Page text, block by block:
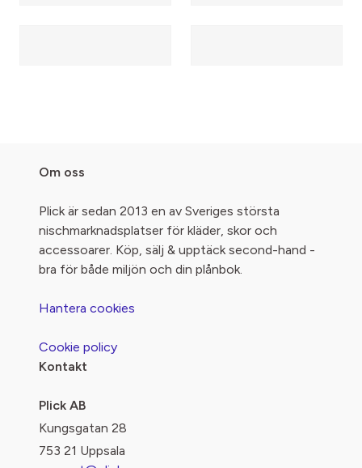
Om oss
Plick är sedan 2013 en av Sveriges största
nischmarknadsplatser för kläder, skor och
accessoarer. Köp, sälj & upptäck second-hand -
bra för både miljön och din plånbok.
Hantera cookies
Cookie policy
Kontakt
Plick AB
Kungsgatan 28
753 21 Uppsala